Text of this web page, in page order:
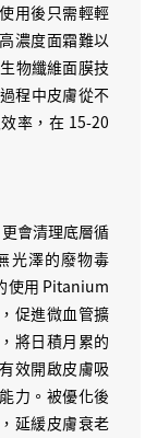
用後只需輕輕
濃度面霜難以
物纖維面膜技
程中皮膚從不
率，在 15-20
會清理底層循
光澤的廢物毒
使用 Pitanium
促進微血管擴
將日積月累的
效開啟皮膚吸
力。被優化後
延緩皮膚衰老